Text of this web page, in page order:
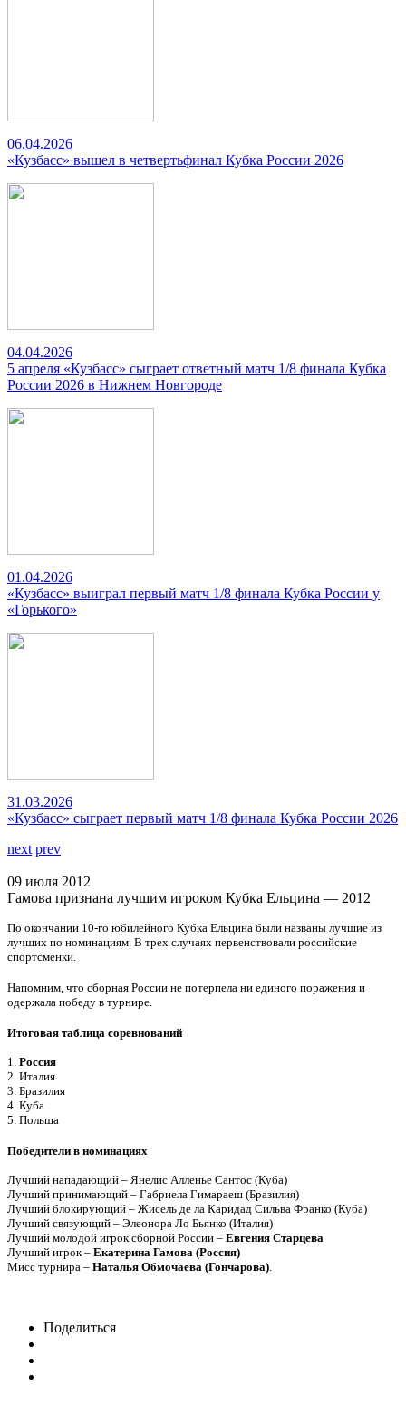
06.04.2026
«Кузбасс» вышел в четвертьфинал Кубка России 2026
04.04.2026
5 апреля «Кузбасс» сыграет ответный матч 1/8 финала Кубка
России 2026 в Нижнем Новгороде
01.04.2026
«Кузбасс» выиграл первый матч 1/8 финала Кубка России у
«Горького»
31.03.2026
«Кузбасс» сыграет первый матч 1/8 финала Кубка России 2026
next prev
09 июля 2012
Гамова признана лучшим игроком Кубка Ельцина — 2012
По окончании 10-го юбилейного Кубка Ельцина были названы лучшие из
лучших по номинациям. В трех случаях первенствовали российские
спортсменки.
Напомним, что сборная России не потерпела ни единого поражения и
одержала победу в турнире.
Итоговая таблица соревнований
1. Россия
2. Италия
3. Бразилия
4. Куба
5. Польша
Победители в номинациях
Лучший нападающий – Янелис Алленье Сантос (Куба)
Лучший принимающий – Габриела Гимараеш (Бразилия)
Лучший блокирующий – Жисель де ла Каридад Сильва Франко (Куба)
Лучший связующий – Элеонора Ло Бьянко (Италия)
Лучший молодой игрок сборной России – Евгения Старцева
Лучший игрок – Екатерина Гамова (Россия)
Мисс турнира – Наталья Обмочаева (Гончарова).
Поделиться